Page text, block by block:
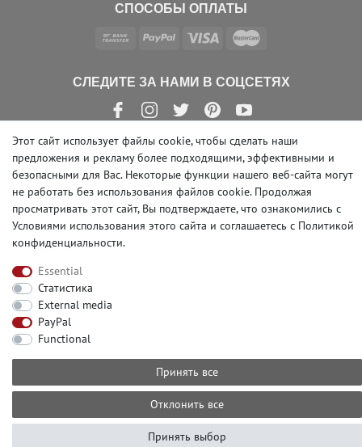
СПОСОБЫ ОПЛАТЫ
СЛЕДИТЕ ЗА НАМИ В СОЦСЕТЯХ
© Copyright 2026 | e-Delux GmbH
Этот сайт использует файлы cookie, чтобы сделать наши
предложения и рекламу более подходящими, эффективными и
безопасными для Вас. Некоторые функции нашего веб-сайта могут
не работать без использования файлов cookie. Продолжая
просматривать этот сайт, Вы подтверждаете, что ознакомились с
Условиями использования этого сайта и соглашаетесь с Политикой
конфиденциальности.
Essential
Статистика
External media
PayPal
Functional
Принять все
Отклонить все
Принять выбор